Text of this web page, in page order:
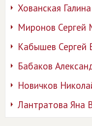
Хованская
Миронов Сергей
Кабышев Сергей
Бабаков
Новичков
Лантратова Яна